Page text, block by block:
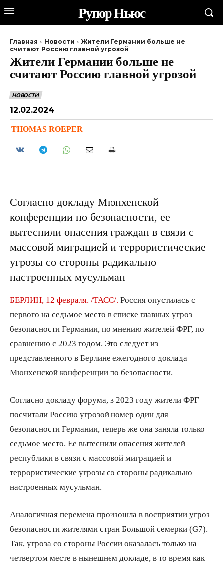
Рупор Ньюс
Главная Новости
Жители Германии больше не
считают Россию главной угрозой
Жители Германии больше не
считают Россию главной угрозой
НОВОСТИ
12.02.2024
THOMAS ROEPER
Согласно докладу Мюнхенской
конференции по безопасности, ее
вытеснили опасения граждан в связи с
массовой миграцией и террористические
угрозы со стороны радикально
настроенных мусульман
БЕРЛИН, 12 февраля. /ТАСС/. Россия опустилась с
первого на седьмое место в списке главных угроз
безопасности Германии, по мнению жителей ФРГ, по
сравнению с 2023 годом. Это следует из
представленного в Берлине ежегодного доклада
Мюнхенской конференции по безопасности.
Согласно докладу форума, в 2023 году жители ФРГ
посчитали Россию угрозой номер один для
безопасности Германии, теперь же она заняла только
седьмое место. Ее вытеснили опасения жителей
республики в связи с массовой миграцией и
террористические угрозы со стороны радикально
настроенных мусульман.
Аналогичная перемена произошла в восприятии угроз
безопасности жителями стран Большой семерки (G7).
Так, угроза со стороны России оказалась только на
четвертом месте в нынешнем докладе, в то время как